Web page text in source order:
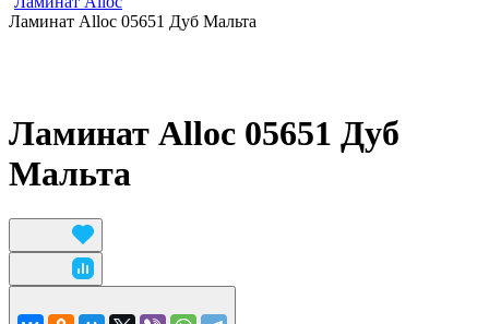
Ламинат Alloc 05651 Дуб Мальта
Ламинат Alloc 05651 Дуб
Мальта